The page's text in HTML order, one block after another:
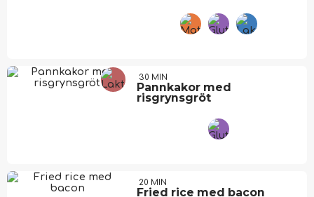
30 MIN
Pannkakor med
risgrynsgröt
20 MIN
Fried rice med bacon